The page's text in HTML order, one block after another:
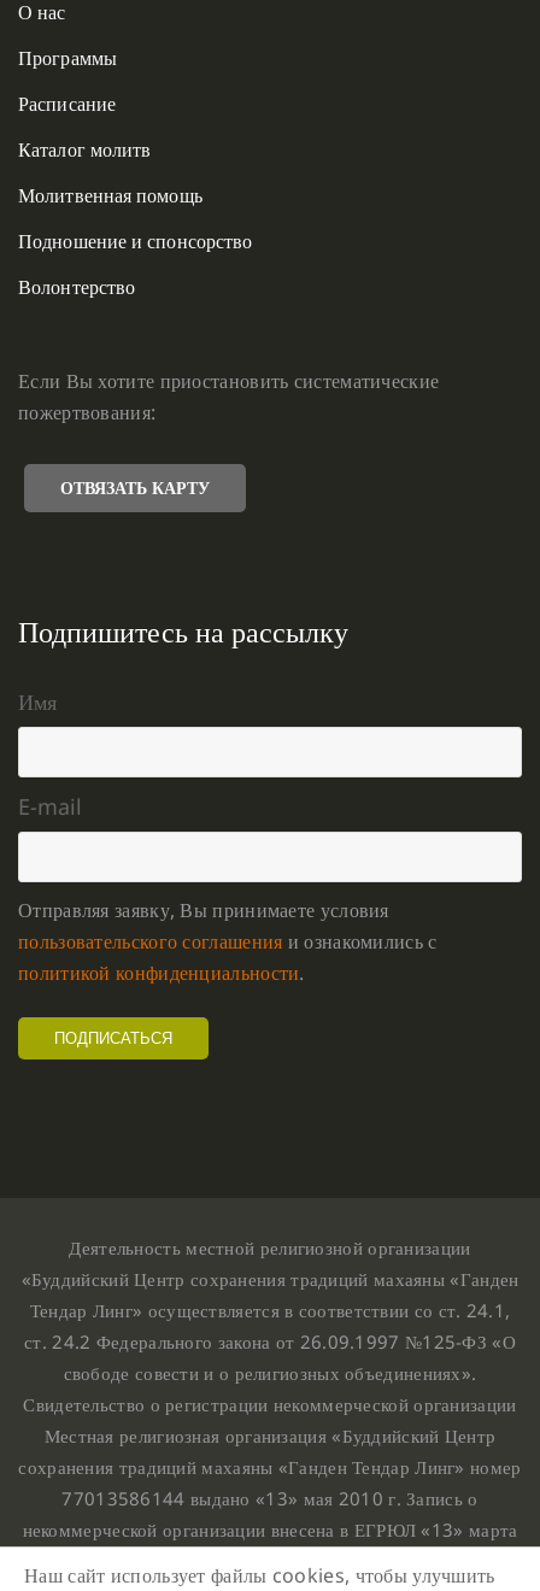
О нас
Программы
Расписание
Каталог молитв
Молитвенная помощь
Подношение и спонсорство
Волонтерство
Если Вы хотите приостановить систематические
пожертвования:
ОТВЯЗАТЬ КАРТУ
Подпишитесь на рассылку
Имя
E-mail
Отправляя заявку, Вы принимаете условия
пользовательского соглашения и ознакомились с
политикой конфиденциальности.
Деятельность местной религиозной организации
«Буддийский Центр сохранения традиций махаяны «Ганден
Тендар Линг» осуществляется в соответствии со ст. 24.1,
ст. 24.2 Федерального закона от 26.09.1997 №125-ФЗ «О
свободе совести и о религиозных объединениях».
Свидетельство о регистрации некоммерческой организации
Местная религиозная организация «Буддийский Центр
сохранения традиций махаяны «Ганден Тендар Линг» номер
77013586144 выдано «13» мая 2010 г. Запись о
некоммерческой организации внесена в ЕГРЮЛ «13» марта
Наш сайт использует файлы cookies, чтобы улучшить